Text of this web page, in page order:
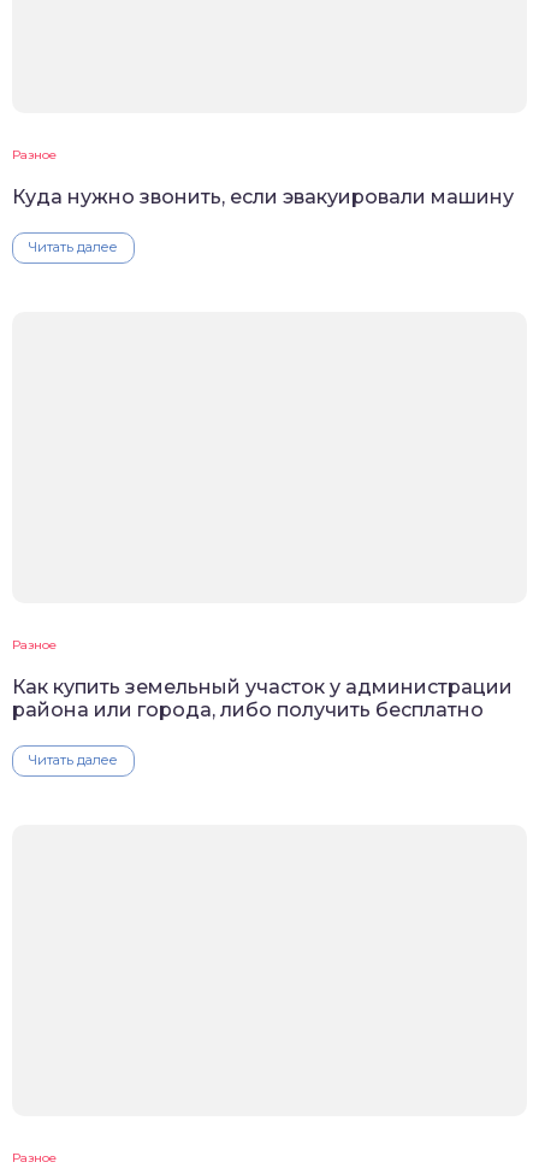
Разное
Куда нужно звонить, если эвакуировали машину
Читать далее
Разное
Как купить земельный участок у администрации
района или города, либо получить бесплатно
Читать далее
Разное